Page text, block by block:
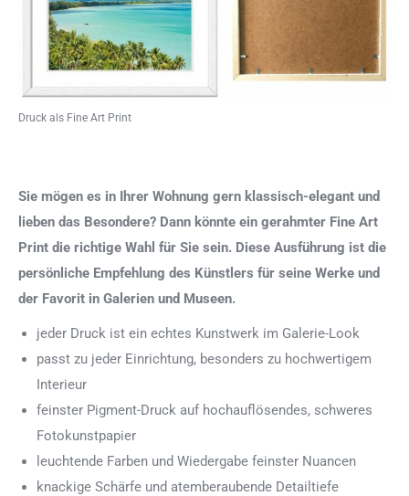
Druck als Fine Art Print
Sie mögen es in Ihrer Wohnung gern klassisch-elegant und
lieben das Besondere? Dann könnte ein gerahmter Fine Art
Print die richtige Wahl für Sie sein. Diese Ausführung ist die
persönliche Empfehlung des Künstlers für seine Werke und
der Favorit in Galerien und Museen.
jeder Druck ist ein echtes Kunstwerk im Galerie-Look
passt zu jeder Einrichtung, besonders zu hochwertigem
Interieur
feinster Pigment-Druck auf hochauflösendes, schweres
Fotokunstpapier
leuchtende Farben und Wiedergabe feinster Nuancen
knackige Schärfe und atemberaubende Detailtiefe